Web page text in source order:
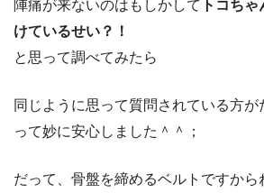
陣痛が来ないのはもしかして トコち
けているせい？！
と思って調べてみたら
同じように思って質問されている方が
って妙に安心しました＾＾；
だって、骨盤を締めるベルトですから